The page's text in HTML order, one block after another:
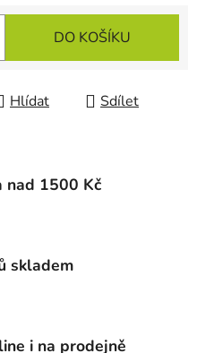
DO KOŠÍKU
Hlídat Sdílet
nad 1500 Kč
skladem
i na prodejně